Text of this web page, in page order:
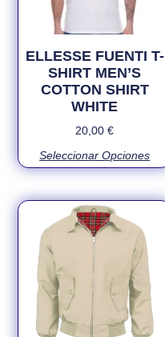
ELLESSE FUENTI T-
SHIRT MEN’S
COTTON SHIRT
WHITE
20,00€
Seleccionar Opciones